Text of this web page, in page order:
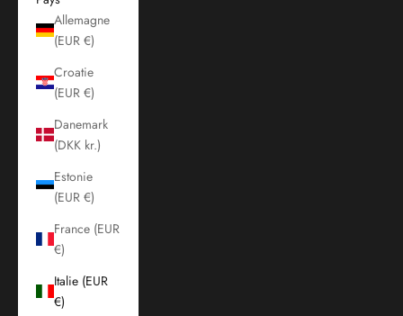
Allemagne
(EUR €)
Croatie
(EUR €)
Danemark
(DKK kr.)
Estonie
(EUR €)
France (EUR
€)
Italie (EUR
€)